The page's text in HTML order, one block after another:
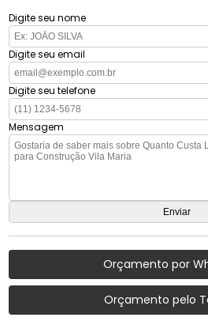
Digite seu nome
Digite seu email
Digite seu telefone
Mensagem
Orçamento por
Orçamento pelo